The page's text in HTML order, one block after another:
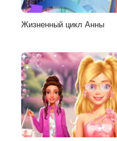
Жизненный цикл Анны